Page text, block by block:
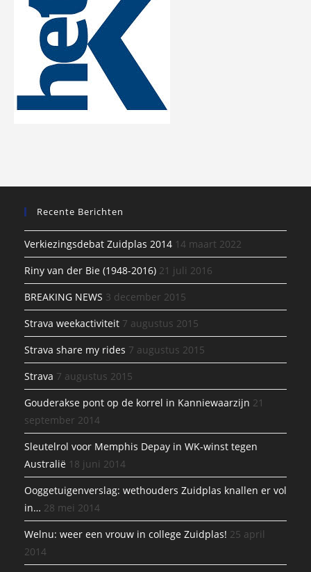
Recente Berichten
Verkiezingsdebat Zuidplas 2014 14 maart 2022
Riny van der Bie (1948-2016) 21 juli 2016
BREAKING NEWS 3 december 2015
Strava weekactiviteit 7 augustus 2015
Strava share my rides 7 augustus 2015
Strava 7 augustus 2015
Gouderakse pont op de korrel in Kanniewaarzijn 21
september 2014
Sleutelrol voor Memphis Depay in WK-winst tegen
Australië 18 juni 2014
Ooggetuigenverslag: wethouders Zuidplas knallen er vol
in… 28 mei 2014
Welnu: weer een vrouw in college Zuidplas! 25 april
2014